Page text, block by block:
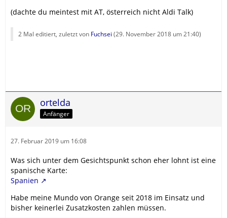
(dachte du meintest mit AT, österreich nicht Aldi Talk)
2 Mal editiert, zuletzt von Fuchsei (29. November 2018 um 21:40)
ortelda
Anfänger
27. Februar 2019 um 16:08
Was sich unter dem Gesichtspunkt schon eher lohnt ist eine
spanische Karte:
Spanien
Habe meine Mundo von Orange seit 2018 im Einsatz und
bisher keinerlei Zusatzkosten zahlen müssen.